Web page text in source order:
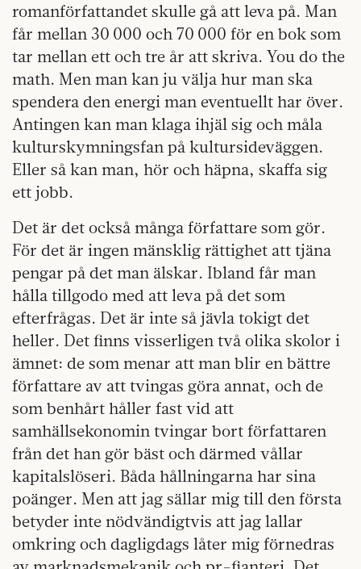
romanförfattandet skulle gå att leva på. Man
får mellan 30 000 och 70 000 för en bok som
tar mellan ett och tre år att skriva. You do the
math. Men man kan ju välja hur man ska
spendera den energi man eventuellt har över.
Antingen kan man klaga ihjäl sig och måla
kulturskymningsfan på kultursideväggen.
Eller så kan man, hör och häpna, skaffa sig
ett jobb.
Det är det också många författare som gör.
För det är ingen mänsklig rättighet att tjäna
pengar på det man älskar. Ibland får man
hålla tillgodo med att leva på det som
efterfrågas. Det är inte så jävla tokigt det
heller. Det finns visserligen två olika skolor i
ämnet: de som menar att man blir en bättre
författare av att tvingas göra annat, och de
som benhårt håller fast vid att
samhällsekonomin tvingar bort författaren
från det han gör bäst och därmed vållar
kapitalslöseri. Båda hållningarna har sina
poänger. Men att jag sällar mig till den första
betyder inte nödvändigtvis att jag lallar
omkring och dagligdags låter mig förnedras